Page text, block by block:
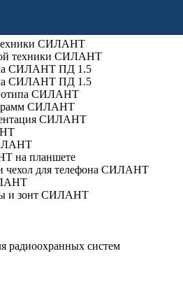
радиоохранных систем